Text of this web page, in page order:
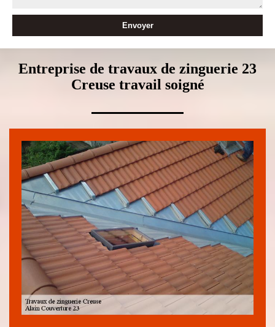
Entreprise de travaux de zinguerie 23
Creuse travail soigné